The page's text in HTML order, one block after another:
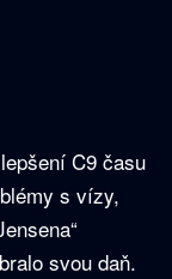
C9 času
s vízy,
svou daň.